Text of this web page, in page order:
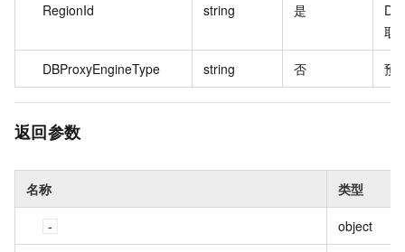
RegionId string 是
取
DBProxyEngineType string 否 预
返回参数
名称 类型
object